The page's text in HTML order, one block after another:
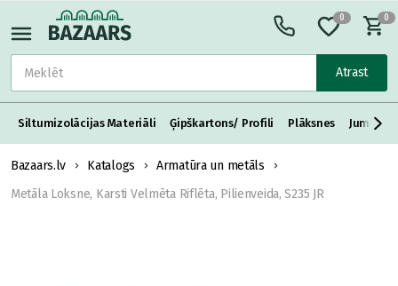
Atrast
0 0
Siltumizolācijas Materiāli Ģipškartons/ Profili Plāksnes Jumta
Bazaars.lv Katalogs
Armatūra un metāls
Metāla Loksne, Karsti Velmēta Riflēta, Pilienveida, S235 JR